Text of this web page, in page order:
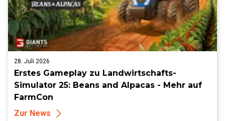
28. Juli 2026
Erstes Gameplay zu Landwirtschafts-
Simulator 25: Beans and Alpacas - Mehr auf
FarmCon
Zur News